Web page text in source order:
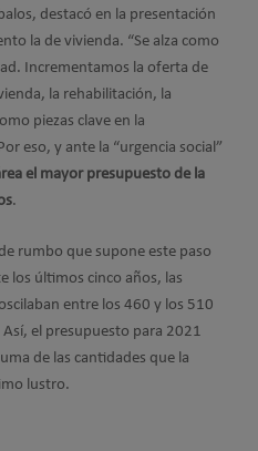
destacó en la presentación
la de vivienda. “Se alza como
Incrementamos la oferta de
la rehabilitación, la
piezas clave en la
eso, y ante la “urgencia social”
el mayor presupuesto de la
.
rumbo que supone este paso
los últimos cinco años, las
entre los 460 y los 510
el presupuesto para 2021
de las cantidades que la
lustro.